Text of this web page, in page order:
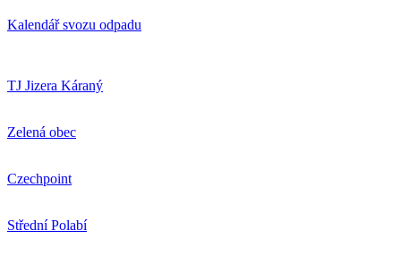
Kalendář svozu odpadu
TJ Jizera Káraný
Zelená obec
Czechpoint
Střední Polabí